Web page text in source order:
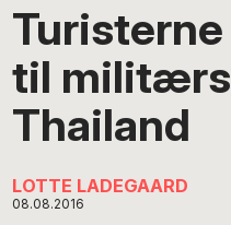
til
Thailand
LOTTE LADEGAARD
08.08.2016